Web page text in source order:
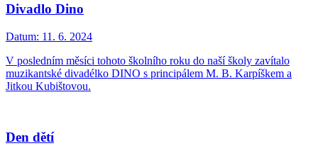
Divadlo Dino
Datum: 11. 6. 2024
V posledním měsíci tohoto školního roku do naší školy zavítalo
muzikantské divadélko DINO s principálem M. B. Karpíškem a
Jitkou Kubištovou.
Den dětí